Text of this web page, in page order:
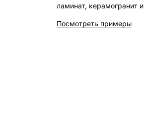
ламинат, керамогранит и
Посмотреть примеры